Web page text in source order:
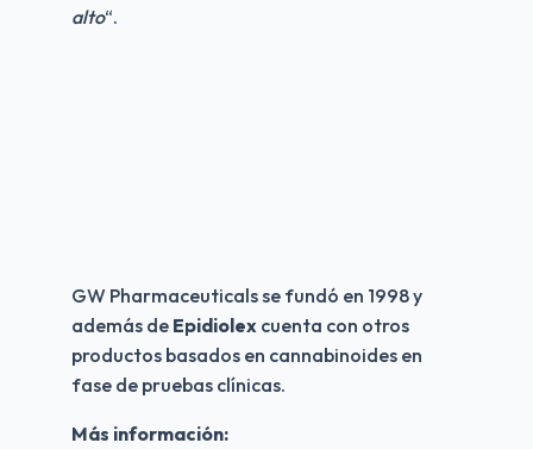
alto“.
GW Pharmaceuticals se fundó en 1998 y
además de Epidiolex cuenta con otros
productos basados en cannabinoides en
fase de pruebas clínicas.
Más información: